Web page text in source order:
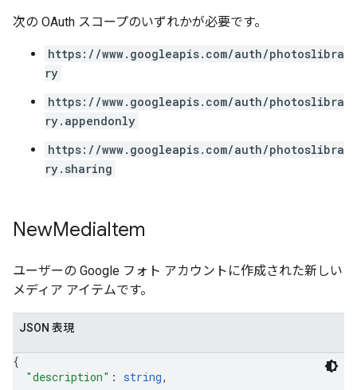
次の OAuth スコープのいずれかが必要です。
https://www.googleapis.com/auth/photoslibra
ry
https://www.googleapis.com/auth/photoslibra
ry.appendonly
https://www.googleapis.com/auth/photoslibra
ry.sharing
NewMediaItem
ユーザーの Google フォト アカウントに作成された新しい
メディア アイテムです。
JSON 表現
{
"description" : string,